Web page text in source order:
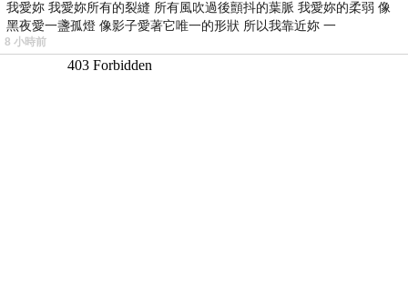
我愛妳 我愛妳所有的裂縫 所有風吹過後顫抖的葉脈 我愛妳的柔弱 像
黑夜愛一盞孤燈 像影子愛著它唯一的形狀 所以我靠近妳 一
8 小時前